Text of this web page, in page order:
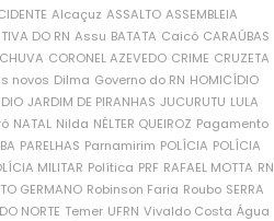
Alcaçuz ASSALTO ASSEMBLEIA
DO RN Assu BATATA Caicó CARAÚBAS
CORONEL AZEVEDO CRIME CRUZETA
novos Dilma Governo do RN HOMICÍDIO
JARDIM DE PIRANHAS JUCURUTU LULA
NATAL Nilda NÉLTER QUEIROZ Pagamento
PARELHAS Parnamirim POLÍCIA POLÍCIA
MILITAR Política PRF RAFAEL MOTTA RN
GERMANO Robinson Faria Roubo SERRA
NORTE Temer UFRN Vivaldo Costa Água